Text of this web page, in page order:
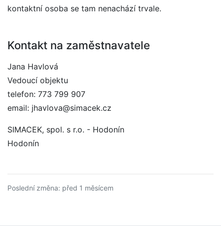
kontaktní osoba se tam nenachází trvale.
Kontakt na zaměstnavatele
Jana Havlová
Vedoucí objektu
telefon: 773 799 907
email: jhavlova@simacek.cz
SIMACEK, spol. s r.o. - Hodonín
Hodonín
Poslední změna: před 1 měsícem